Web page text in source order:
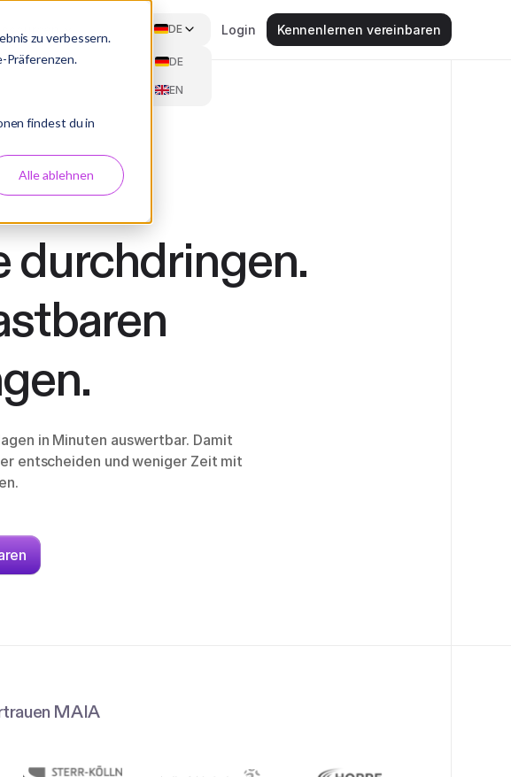
zu verbessern.
Präferenzen.
findest du in
Alle ablehnen
DE
DE
EN
Login Kennenlernen vereinbaren
durchdringen.
in Minuten auswertbar. Damit
entscheiden und weniger Zeit mit
MAIA